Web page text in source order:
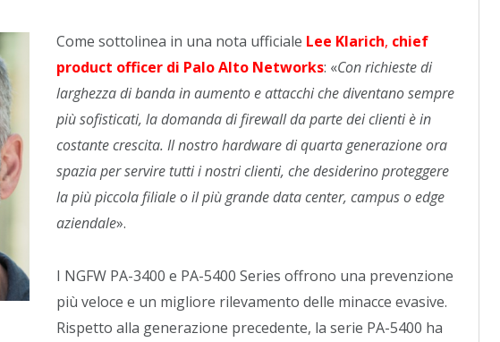
Come sottolinea in una nota ufficiale Lee Klarich, chief
product officer di Palo Alto Networks: «Con richieste di
larghezza di banda in aumento eattacchi che diventano sempre
più sofisticati, la domanda di firewall da parte dei clienti è in
costante crescita. Il nostro hardware di quarta generazione ora
spazia per servire tutti i nostri clienti, che desiderino proteggere
la più piccola filiale o il più grande data center, campus o edge
aziendale».
I NGFW PA-3400 e PA-5400 Series offrono una prevenzione
più veloce e un migliore rilevamento delle minacce evasive.
Rispetto alla generazione precedente, la serie PA-5400 ha